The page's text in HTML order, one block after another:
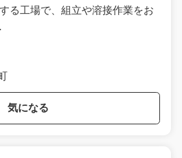
る工場で、組立や溶接作業をお
気になる